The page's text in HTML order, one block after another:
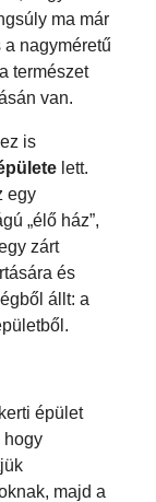
ma már
nagyméretű
természet
van.
is
lett.
egy
„élő ház”,
zárt
és
állt: a
épület
hogy
majd a